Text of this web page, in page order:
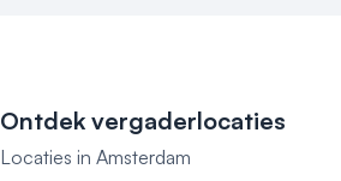
Ontdek vergaderlocaties
Locaties in Amsterdam